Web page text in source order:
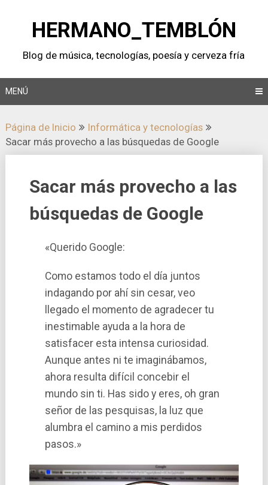
contenidoHERMANO_TEMBLÓN
Blog de música, tecnologí­as, poesí­a y cerveza frí­a
MENÚ
Página de Inicio
Informática y tecnologí­as
Sacar más provecho a las búsquedas de Google
Sacar más provecho a las
búsquedas de Google
«Querido Google:
Como estamos todo el dí­a juntos
indagando por ahí­ sin cesar, veo
llegado el momento de agradecer tu
inestimable ayuda a la hora de
satisfacer esta intensa curiosidad.
Aunque antes ni te imaginábamos,
ahora resulta difí­cil concebir el
mundo sin ti. Has sido y eres, oh gran
señor de las pesquisas, la luz que
alumbra el camino a mis perdidos
pasos.»